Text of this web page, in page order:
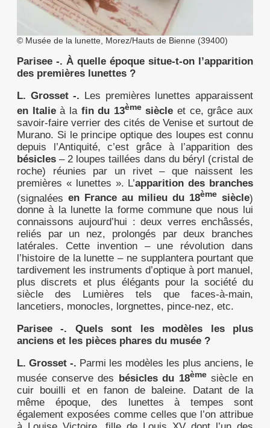
© Musée de la lunette, Morez/Hauts de Bienne (39400)
Parisee -. À quelle époque situe-t-on l’apparition
des premières lunettes ?
L. Grosset -. Les premières lunettes apparaissent
en Italieà la fin du 13èmesiècle et ce, grâce aux
savoir-faire verrier des cités de Venise et surtout de
Murano. Si le principe optique des loupes est connu
depuis l’Antiquité, c’est grâce à l’apparition des
bésicles – 2 loupes taillées dans du béryl (cristal de
roche) réunies par un rivet – que naissent les
premières « lunettes ». L’apparition des branches
(signalées en France au milieu du 18ème siècle)
donne à la lunette la forme commune que nous lui
connaissons aujourd’hui : deux verres enchâssés,
reliés par un nez, prolongés par deux branches
latérales. Cette invention – une révolution dans
l’histoire de la lunette – ne supplantera pourtant que
tardivement les instruments d’optique à port manuel,
plus discrets et plus élégants pour la société du
siècle des Lumières tels que faces-à-main,
lancetiers, monocles, lorgnettes, pince-nez, etc.
Parisee -.
Quels sont les modèles les plus
anciens et les pièces phares du musée ?
L. Grosset -. Parmi les modèles les plus anciens, le
musée conserve des bésicles du 18èmesiècle en
cuir bouilli et en fanon de baleine. Datant de la
même époque, des lunettes à tempes sont
également exposées comme celles que l’on attribue